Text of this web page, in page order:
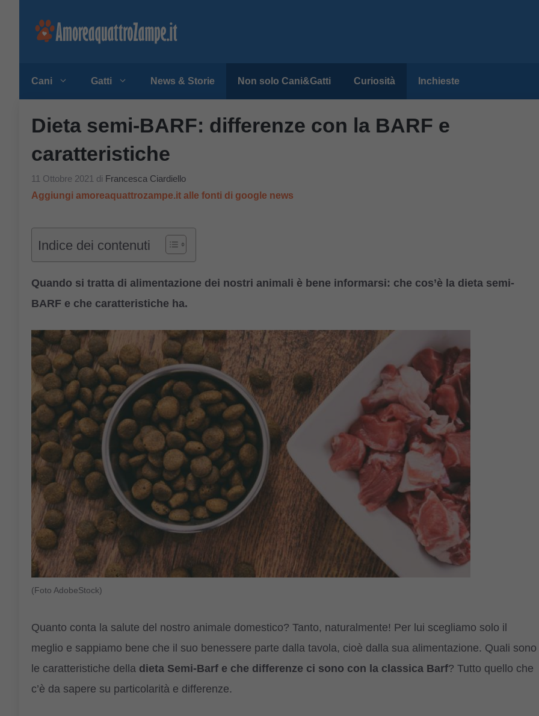
Cani Gatti News & Storie Non solo Cani&Gatti Curiosità Inchieste
Dieta semi-BARF: differenze con la BARF e
caratteristiche
11 Ottobre 2021 di Francesca Ciardiello
Aggiungi amoreaquattrozampe.it alle fonti di google news
Indice dei contenuti
Quando si tratta di alimentazione dei nostri animali è bene informarsi: che cos’è la dieta semi-
BARF e che caratteristiche ha.
(Foto AdobeStock)
Quanto conta la salute del nostro animale domestico? Tanto, naturalmente! Per lui scegliamo solo il
meglio e sappiamo bene che il suo benessere parte dalla tavola, cioè dalla sua alimentazione. Quali sono
le caratteristiche della dieta Semi-Barf e che differenze ci sono con la classica Barf? Tutto quello che
c’è da sapere su particolarità e differenze.